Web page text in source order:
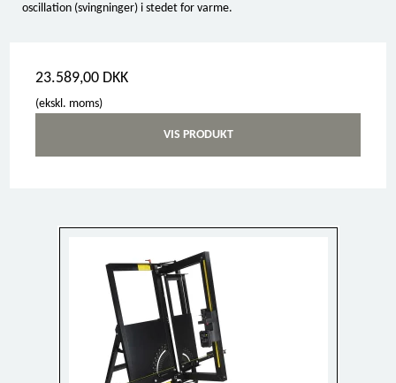
oscillation (svingninger) i stedet for varme.
23.589,00 DKK
(ekskl. moms)
VIS PRODUKT